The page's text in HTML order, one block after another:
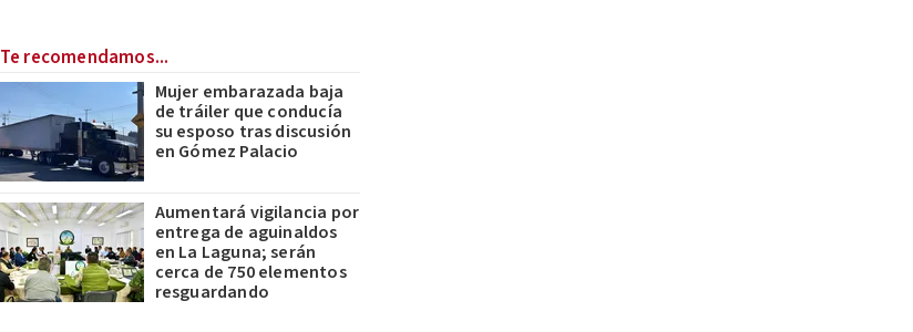
Te recomendamos...
Mujer embarazada baja
de tráiler que conducía
su esposo tras discusión
en Gómez Palacio
Aumentará vigilancia por
entrega de aguinaldos
en La Laguna; serán
cerca de 750 elementos
resguardando